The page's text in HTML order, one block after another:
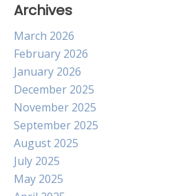
Archives
March 2026
February 2026
January 2026
December 2025
November 2025
September 2025
August 2025
July 2025
May 2025